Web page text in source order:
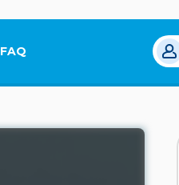
FAQ
Ce lien s'ouvrira dans un